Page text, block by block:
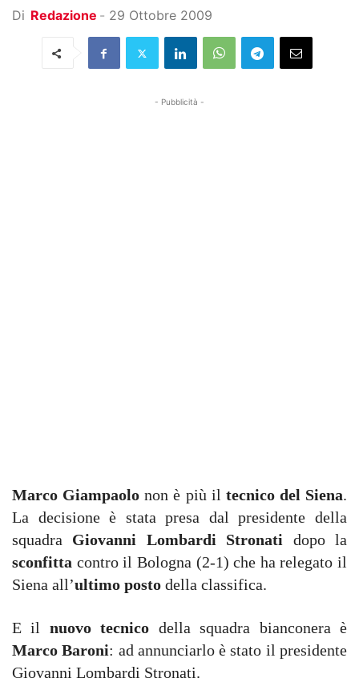
Di Redazione - 29 Ottobre 2009
- Pubblicità -
Marco Giampaolonon è più il tecnico del Siena.
La decisione è stata presa dal presidente della
squadra Giovanni Lombardi Stronati dopo la
sconfitta contro il Bologna (2-1) che ha relegato il
Siena all’ultimo posto della classifica.
E il nuovo tecnico della squadra bianconera è
Marco Baroni: ad annunciarlo è stato il presidente
Giovanni Lombardi Stronati.